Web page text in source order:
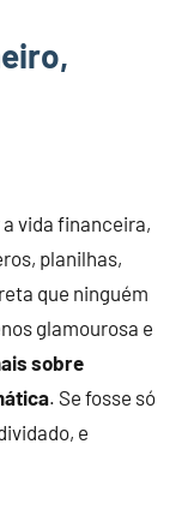
vida financeira,
planilhas,
que ninguém
glamourosa e
sobre
. Se fosse só
e